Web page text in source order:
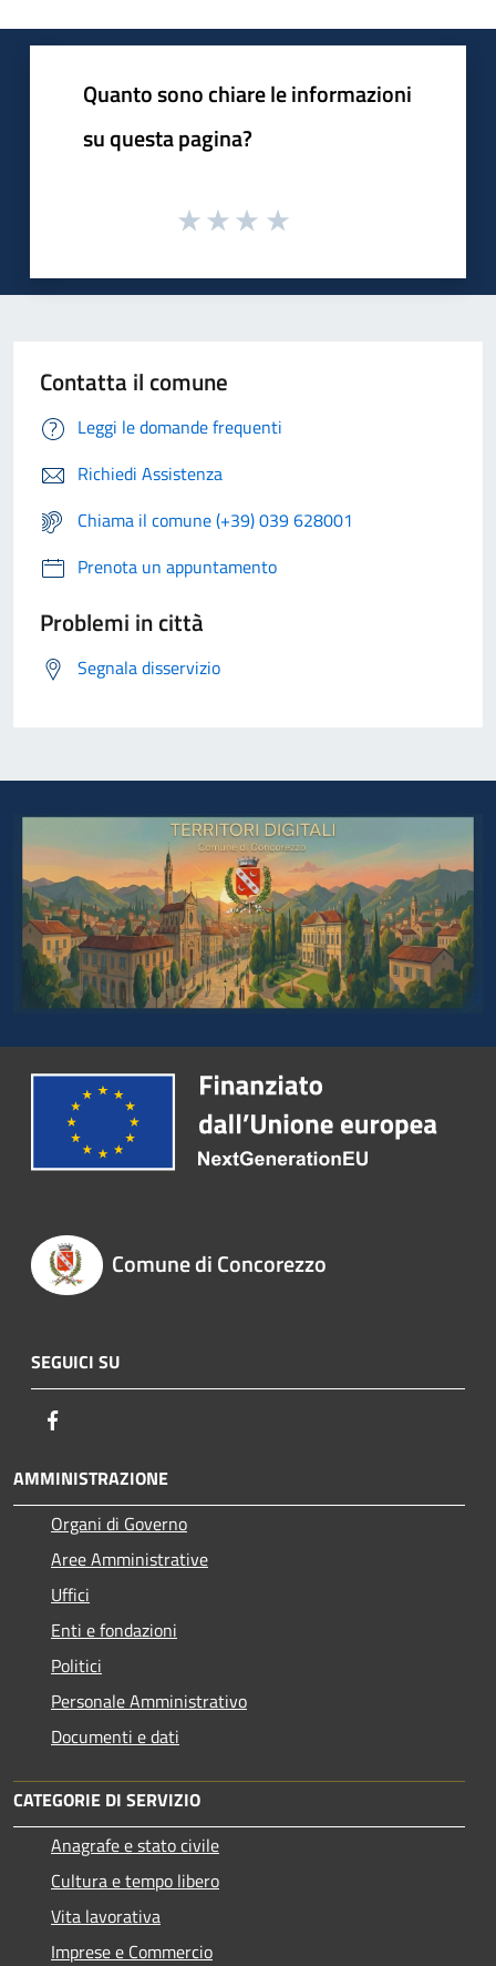
Quanto sono chiare le informazioni
su questa pagina?
Contatta il comune
Leggi le domande frequenti
Richiedi Assistenza
Chiama il comune (+39) 039 628001
Prenota un appuntamento
Problemi in città
Segnala disservizio
Comune di Concorezzo
SEGUICI SU
AMMINISTRAZIONE
Organi di Governo
Aree Amministrative
Uffici
Enti e fondazioni
Politici
Personale Amministrativo
Documenti e dati
CATEGORIE DI SERVIZIO
Anagrafe e stato civile
Cultura e tempo libero
Vita lavorativa
Imprese e Commercio